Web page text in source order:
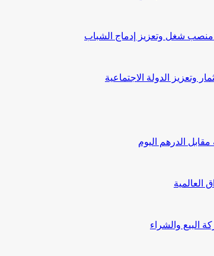
شغل وتعزيز إدماج الشباب
الدرهم اليوم
العالمية
البيع والشراء